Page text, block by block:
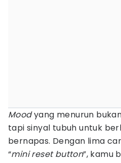
Moodyang menurun
tapi sinyal tubuh untuk
bernapas. Dengan lima
“mini reset button”, kamu